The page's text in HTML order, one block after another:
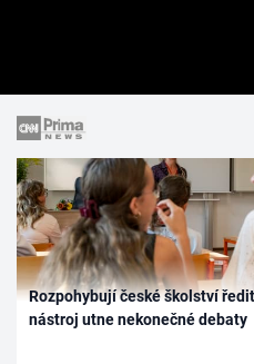
Rozpohybují české školství
nástroj utne nekonečné debaty